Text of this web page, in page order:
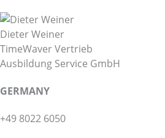
Dieter Weiner
TimeWaver Vertrieb
Ausbildung Service GmbH
GERMANY
+49 8022 6050